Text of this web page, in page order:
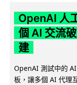
OpenAI 人
個 AI 交流
建
OpenAI 測試中的
板，讓多個 AI 代理